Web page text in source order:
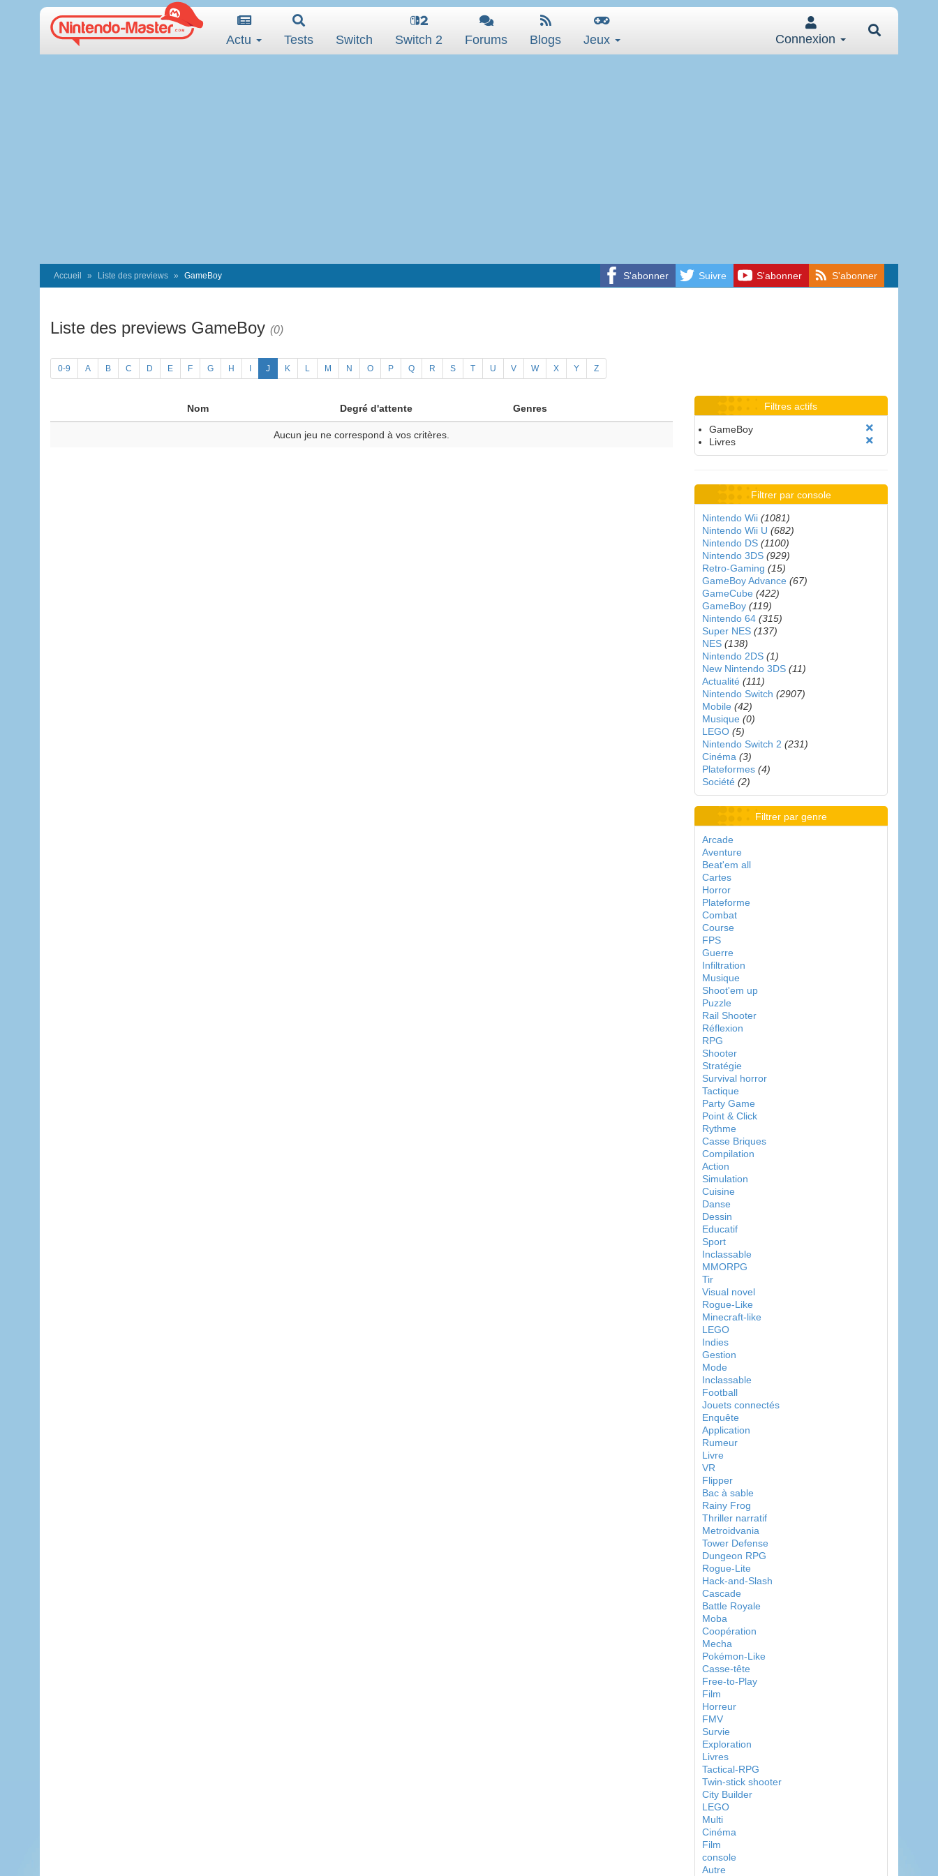
Actu Tests Switch Switch 2 Forums Blogs Jeux Connexion
S'abonner Suivre S'abonner S'abonner
Accueil Liste des previews GameBoy
Liste des previews GameBoy (0)
0-9 A B C D E F G H J K L M N O P Q R S T U V W X Y Z
Nom Degré d'attente Genres
Aucun jeu ne correspond à vos critères.
Filtres actifs
GameBoy
Livres
Filtrer par console
Nintendo Wii (1081)
Nintendo Wii U (682)
Nintendo DS (1100)
Nintendo 3DS (929)
Retro-Gaming (15)
GameBoy Advance (67)
GameCube (422)
GameBoy (119)
Nintendo 64 (315)
Super NES (137)
NES (138)
Nintendo 2DS (1)
New Nintendo 3DS (11)
Actualité (111)
Nintendo Switch (2907)
Mobile (42)
Musique (0)
LEGO (5)
Nintendo Switch 2 (231)
Cinéma (3)
Plateformes (4)
Société (2)
Filtrer par genre
Arcade
Aventure
Beat'em all
Cartes
Horror
Plateforme
Combat
Course
FPS
Guerre
Infiltration
Musique
Shoot'em up
Puzzle
Rail Shooter
Réflexion
RPG
Shooter
Stratégie
Survival horror
Tactique
Party Game
Point & Click
Rythme
Casse Briques
Compilation
Action
Simulation
Cuisine
Danse
Dessin
Educatif
Sport
Inclassable
MMORPG
Tir
Visual novel
Rogue-Like
Minecraft-like
LEGO
Indies
Gestion
Mode
Inclassable
Football
Jouets connectés
Enquête
Application
Rumeur
Livre
VR
Flipper
Bac à sable
Rainy Frog
Thriller narratif
Metroidvania
Tower Defense
Dungeon RPG
Rogue-Lite
Hack-and-Slash
Cascade
Battle Royale
Moba
Coopération
Mecha
Pokémon-Like
Casse-tête
Free-to-Play
Film
Horreur
FMV
Survie
Exploration
Livres
Tactical-RPG
Twin-stick shooter
City Builder
LEGO
Multi
Cinéma
Film
console
Autre